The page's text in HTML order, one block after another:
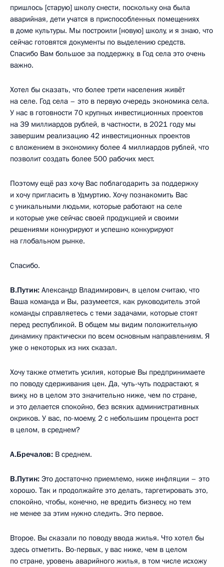
пришлось [старую] школу снести, поскольку она была
аварийная, дети учатся в приспособленных помещениях
в доме культуры. Мы построили [новую] школу, и я знаю, что
сейчас готовятся документы по выделению средств.
Спасибо Вам большое за поддержку, в Год села это очень
важно.
Хотел бы сказать, что более трети населения живёт
на селе. Год села – это в первую очередь экономика села.
У нас в готовности 70 крупных инвестиционных проектов
на 39 миллиардов рублей, в частности, в 2021 году мы
завершим реализацию 42 инвестиционных проектов
с вложением в экономику более 4 миллиардов рублей, что
позволит создать более 500 рабочих мест.
Поэтому ещё раз хочу Вас поблагодарить за поддержку
и хочу пригласить в Удмуртию. Хочу познакомить Вас
с уникальными людьми, которые работают на селе
и которые уже сейчас своей продукцией и своими
решениями конкурируют и успешно конкурируют
на глобальном рынке.
Спасибо.
В.Путин: Александр Владимирович, в целом считаю, что
Ваша команда и Вы, разумеется, как руководитель этой
команды справляетесь с теми задачами, которые стоят
перед республикой. В общем мы видим положительную
динамику практически по всем основным направлениям. Я
уже о некоторых из них сказал.
Хочу также отметить усилия, которые Вы предпринимаете
по поводу сдерживания цен. Да, чуть-чуть подрастают, я
вижу, но в целом это значительно ниже, чем по стране,
и это делается спокойно, без всяких административных
окриков. У вас, по-моему, 2 с небольшим процента рост
в целом, в среднем?
А.Бречалов: В среднем.
В.Путин: Это достаточно приемлемо, ниже инфляции – это
хорошо. Так и продолжайте это делать, таргетировать это,
спокойно, чтобы, конечно, не вредить бизнесу, но тем
не менее за этим нужно следить. Это первое.
Второе. Вы сказали по поводу ввода жилья. Что хотел бы
здесь отметить. Во-первых, у вас ниже, чем в целом
по стране, уровень аварийного жилья, в том числе исхожу